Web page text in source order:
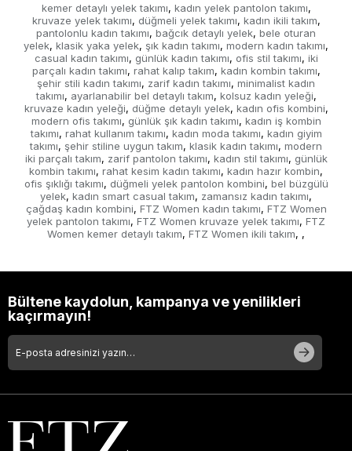
kemer detaylı yelek takımı, kadın yelek pantolon takımı,
kruvaze yelek takımı, düğmeli yelek takımı, kadın ikili takım,
pantolonlu kadın takımı, bağcık detaylı yelek, bele oturan
yelek, klasik yaka yelek, şık kadın takımı, modern kadın takımı,
casual kadın takımı, günlük kadın takımı, ofis stil takımı, iki
parçalı kadın takımı, rahat kalıp takım, kadın kombin takımı,
şehir stili kadın takımı, zarif kadın takımı, minimalist kadın
takımı, ayarlanabilir bel detaylı takım, kolsuz kadın yeleği,
kruvaze kadın yeleği, düğme detaylı yelek, kadın ofis kombini,
modern ofis takımı, günlük şık kadın takımı, kadın iş kombin
takımı, rahat kullanım takımı, kadın moda takımı, kadın giyim
takımı, şehir stiline uygun takım, klasik kadın takımı, modern
iki parçalı takım, zarif pantolon takımı, kadın stil takımı, günlük
kombin takımı, rahat kesim kadın takımı, kadın hazır kombin,
ofis şıklığı takımı, düğmeli yelek pantolon kombini, bel büzgülü
yelek, kadın smart casual takım, zamansız kadın takımı,
çağdaş kadın kombini, FTZ Women kadın takımı, FTZ Women
yelek pantolon takımı, FTZ Women kruvaze yelek takımı, FTZ
Women kemer detaylı takım, FTZ Women ikili takım, ,
Bültene kaydolun, kampanya ve yenilikleri
kaçırmayın!